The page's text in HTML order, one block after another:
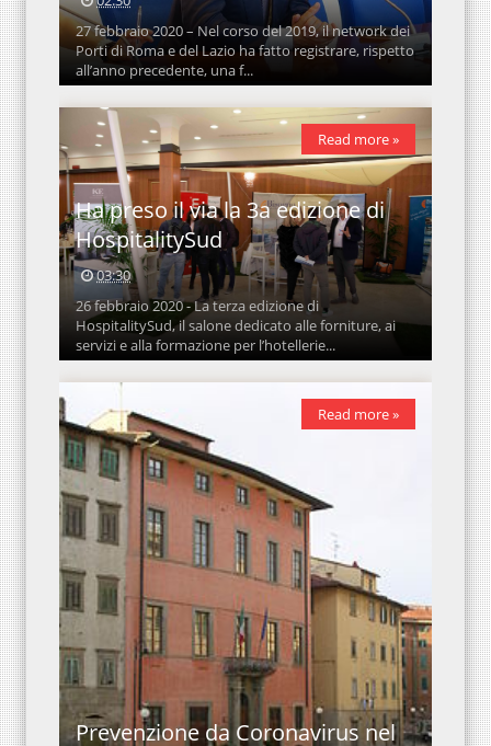
27 febbraio 2020 – Nel corso del 2019, il network dei
Porti di Roma e del Lazio ha fatto registrare, rispetto
all’anno precedente, una f...
Ha preso il via la 3a edizione di
HospitalitySud
03:30
26 febbraio 2020 - La terza edizione di
HospitalitySud, il salone dedicato alle forniture, ai
servizi e alla formazione per l’hotellerie...
Read more »
Prevenzione da Coronavirus nel
Read more »